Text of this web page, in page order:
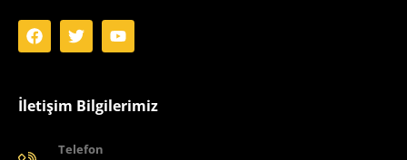
İletişim Bilgilerimiz
Telefon